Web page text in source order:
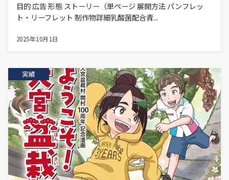
目的 広告 形態 ストーリー（単ページ 展開方法 パンフレッ
ト・リーフレット 制作物詳細乳酸菌配合青...
2025年10月1日
実績